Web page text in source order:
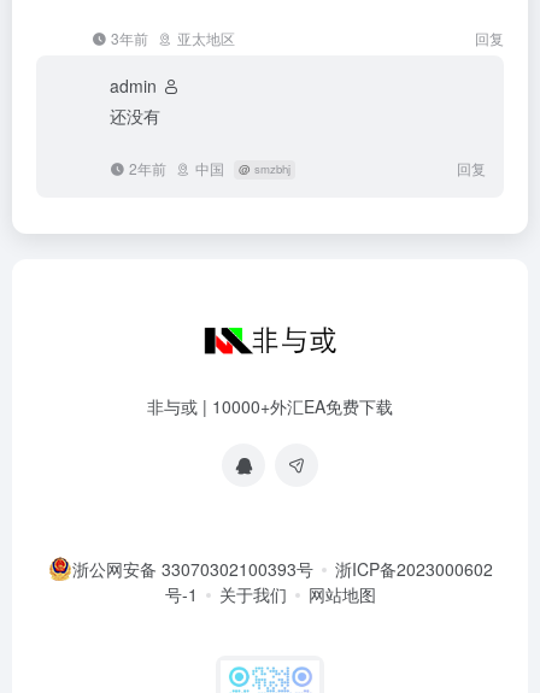
3年前 亚太地区 回复
admin
还没有
2年前 中国 @ smzbhj 回复
非与或 | 10000+外汇EA免费下载
浙公网安备 33070302100393号
浙ICP备2023000602
号-1
关于我们 网站地图